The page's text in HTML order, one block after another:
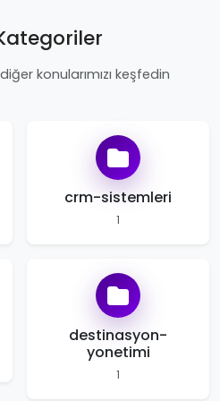
konularımızı keşfedin
crm-sistemleri
1
destinasyon-
yonetimi
1